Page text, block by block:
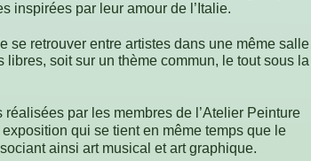
inspirées par leur amour de l’Italie.
se retrouver entre artistes dans une même salle
soit sur un thème commun, le tout sous la
par les membres de l’Atelier Peinture
qui se tient en même temps que le
ainsi art musical et art graphique.